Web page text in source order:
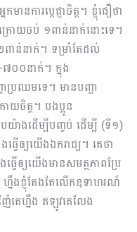
នការប្ដេជ្ញាចិត្ត។ ខ្ញុំជឿថា
ក្រោយចប់ ១ពាន់នាក់នោះទេ។
ពាន់នាក់។ ទម្រាំតែដល់
០នាក់។ ​ក្នុង
ប្រឈមទេ។ មានបញ្ហា
យចិត្ត។ បងប្អូន
ាងដើម្បីបញ្ចប់ ​ដើម្បី (ទី១)
វើឲ្យយើងឯករាជ្យ។ គេថា
យយើងមានសមត្ថភាពប្រែ
ហ្នឹងខ្ញុំតែងតែលើកឧទាហរណ៍
គេហ្នឹង ឥឡូវគេលែង